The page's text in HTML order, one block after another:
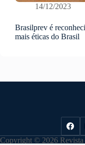
14/12/2023
Brasilprev é
mais éticas do Brasil
Copyright © 2026 Revista